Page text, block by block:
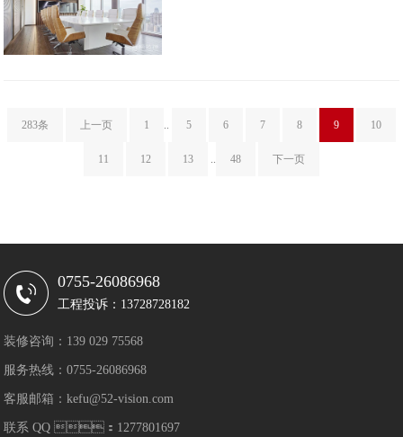
283条 上一页 1 .. 5 6 7 8 9 10
11 12 13 .. 48 下一页
0755-26086968
工程投诉：13728728182
装修咨询：139 029 75568
服务热线：0755-26086968
客服邮箱：kefu@52-vision.com
联系 QQ ：1277801697